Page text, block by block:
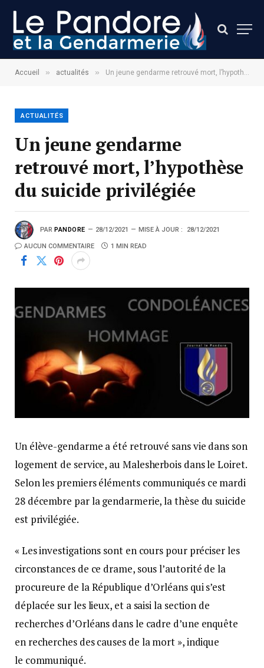
Accueil » actualités » Un jeune gendarme retrouvé mort, l’hypothèse du suicide privilégiée
ACTUALITÉS
Un jeune gendarme
retrouvé mort, l’hypothèse
du suicide privilégiée
PAR PANDORE 28/12/2021 MISE À JOUR : 28/12/2021
AUCUN COMMENTAIRE 1 MIN READ
Un élève-gendarme a été retrouvé sans vie dans son
logement de service, au Malesherbois dans le Loiret.
Selon les premiers éléments communiqués ce mardi
28 décembre par la gendarmerie, la thèse du suicide
est privilégiée.
« Les investigations sont en cours pour préciser les
circonstances de ce drame, sous l’autorité de la
procureure de la République d’Orléans qui s’est
déplacée sur les lieux, et a saisi la section de
recherches d’Orléans dans le cadre d’une enquête
en recherches des causes de la mort », indique
le communiqué.